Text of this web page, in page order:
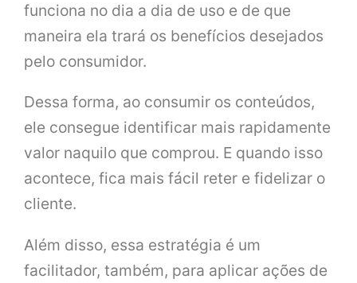
funciona no dia a dia de uso e de que
maneira ela trará os benefícios desejados
pelo consumidor.
Dessa forma, ao consumir os conteúdos,
ele consegue identificar mais rapidamente
valor naquilo que comprou. E quando isso
acontece, fica mais fácil reter e fidelizar o
cliente.
Além disso, essa estratégia é um
facilitador, também, para aplicar ações de